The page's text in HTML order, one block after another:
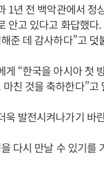
1년 전 백악관에서
안고 있다고 화답했다
준 데 감사하다”고 덧
게 “한국을 아시아 첫
친 것을 축하한다”고
욱 발전시켜나가기 바
다시 만날 수 있기를